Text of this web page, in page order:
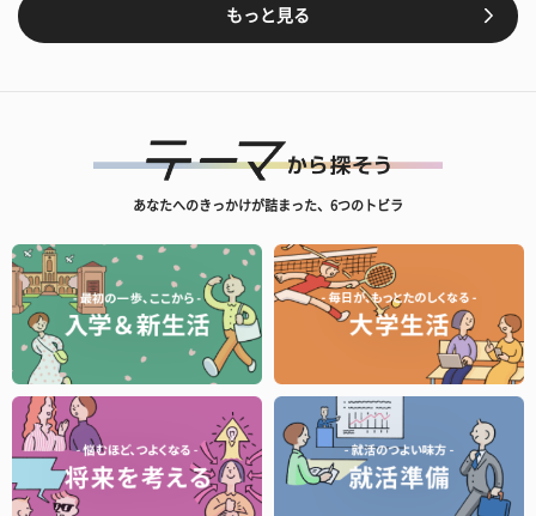
もっと見る
あなたへのきっかけが詰まった、6つのトビラ